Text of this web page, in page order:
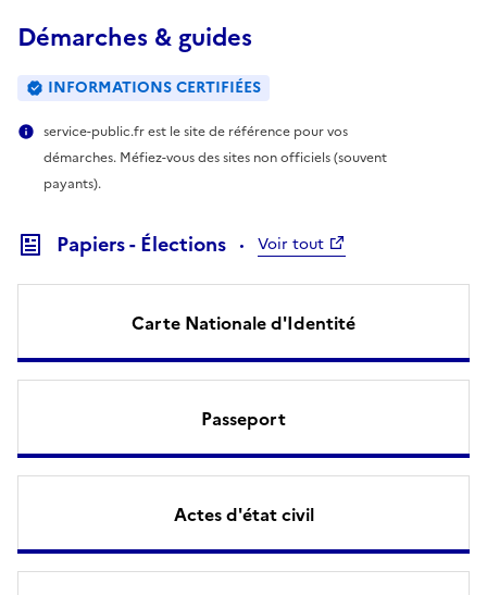
Démarches & guides
INFORMATIONS CERTIFIÉES
service-public.fr est le site de référence pour vos
démarches. Méfiez-vous des sites non officiels (souvent
payants).
Papiers - Élections Voir tout
Carte Nationale d'Identité
Passeport
Actes d'état civil